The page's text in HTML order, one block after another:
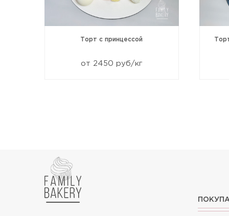
Торт с принцессой
от 2450 руб/кг